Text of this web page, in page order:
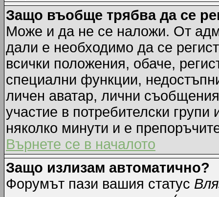
Защо въобще трябва да се
Може и да не се наложи. От
дали е необходимо да се
всички положения, обаче,
специални функции,
личен аватар, лични
участие в потребителски
няколко минути и е
Върнете се в началото
Защо излизам автоматично?
Форумът пази вашия статус